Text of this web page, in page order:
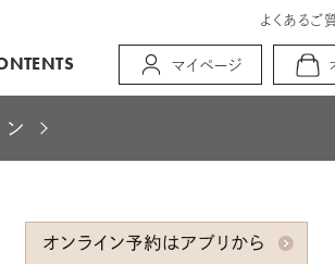
よくあるご
マイページ